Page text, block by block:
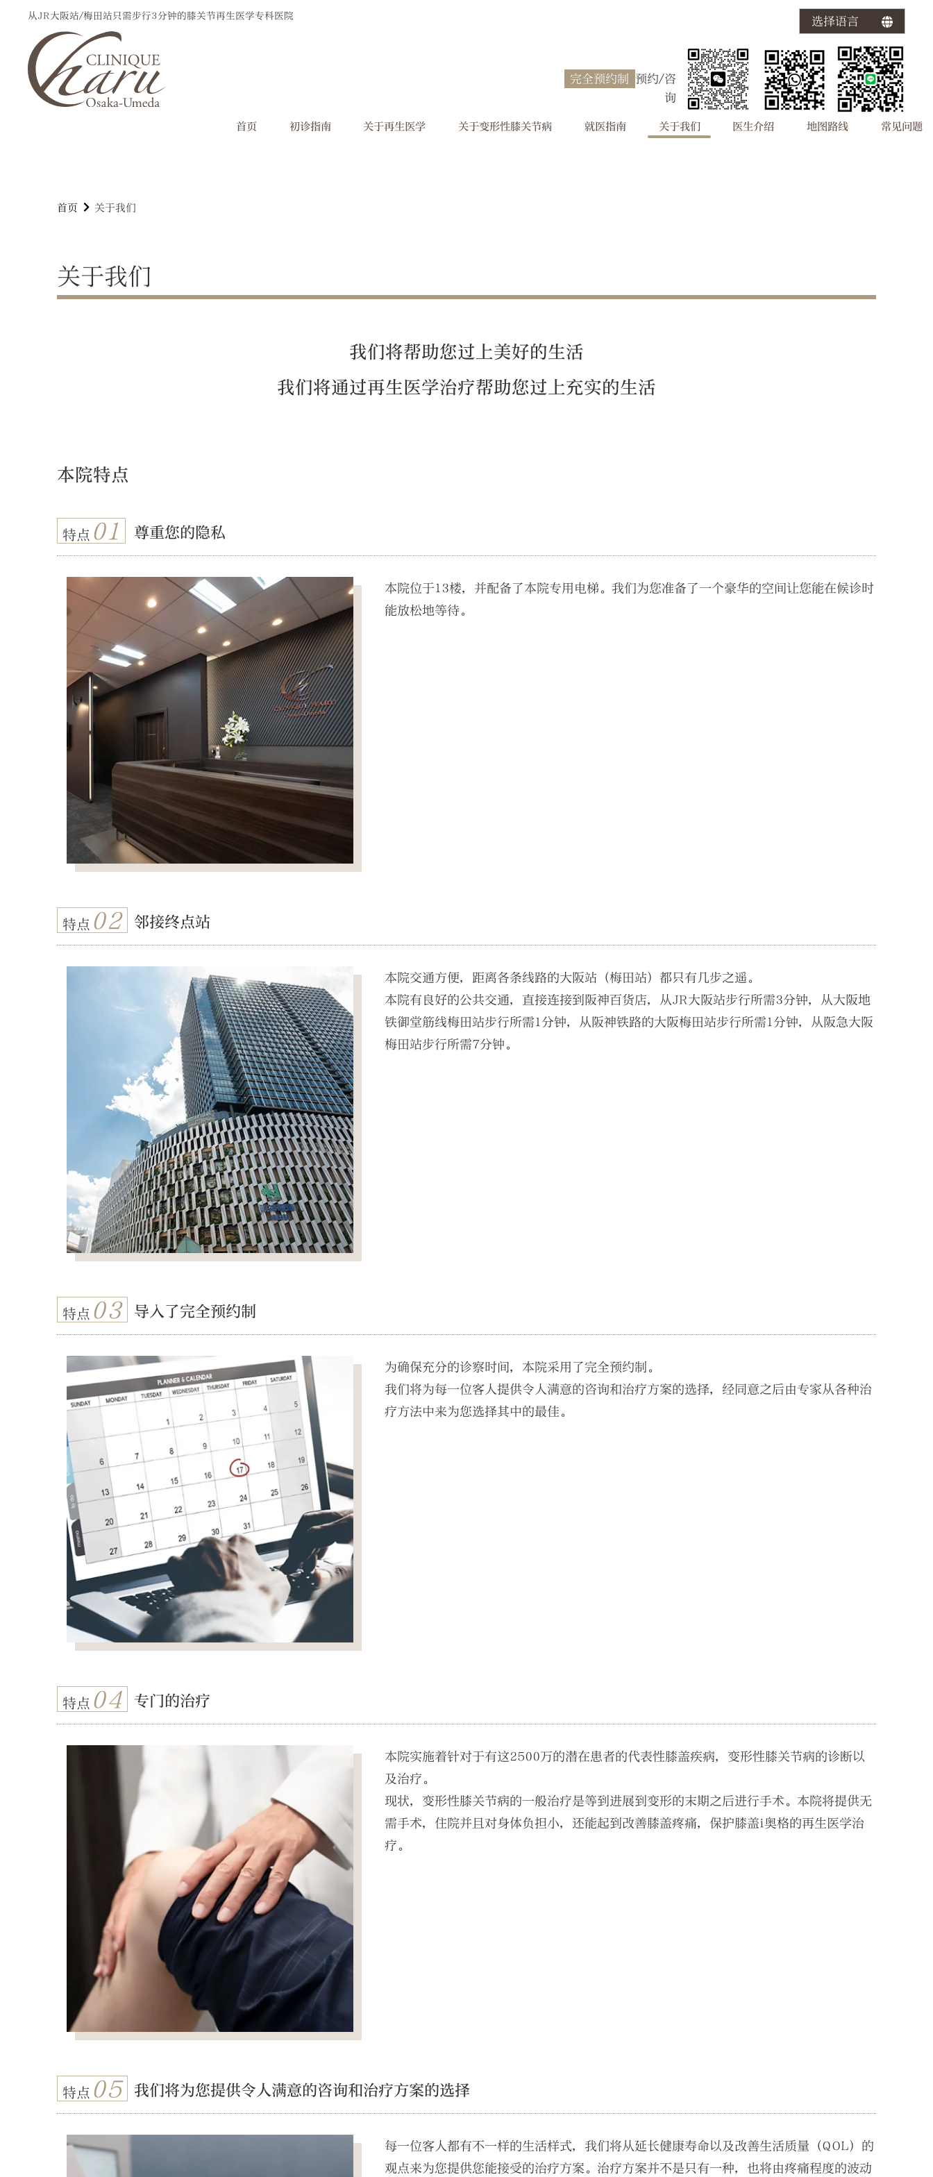
从JR大阪站/梅田站只需步行3分钟的膝关节再生医学专科医院 选择语言
完全预约制 预约/咨
询
首页 初诊指南 关于再生医学 关于变形性膝关节病 就医指南 关于我们 医生介绍 地图路线 常见问题
首页 关于我们
关于我们
我们将帮助您过上美好的生活
我们将通过再生医学治疗帮助您过上充实的生活
本院特点
特点 01 尊重您的隐私
本院位于13楼，并配备了本院专用电梯。我们为您准备了一个豪华的空间让您能在候诊时
能放松地等待。
特点 02 邻接终点站
本院交通方便，距离各条线路的大阪站（梅田站）都只有几步之遥。
本院有良好的公共交通，直接连接到阪神百货店，从JR大阪站步行所需3分钟，从大阪地
铁御堂筋线梅田站步行所需1分钟，从阪神铁路的大阪梅田站步行所需1分钟，从阪急大阪
梅田站步行所需7分钟。
特点 03 导入了完全预约制
为确保充分的诊察时间，本院采用了完全预约制。
我们将为每一位客人提供令人满意的咨询和治疗方案的选择，经同意之后由专家从各种治
疗方法中来为您选择其中的最佳。
特点 04 专门的治疗
本院实施着针对于有这2500万的潜在患者的代表性膝盖疾病，变形性膝关节病的诊断以
及治疗。
现状，变形性膝关节病的一般治疗是等到进展到变形的末期之后进行手术。本院将提供无
需手术，住院并且对身体负担小，还能起到改善膝盖疼痛，保护膝盖i奥格的再生医学治
疗。
特点 05 我们将为您提供令人满意的咨询和治疗方案的选择
每一位客人都有不一样的生活样式，我们将从延长健康寿命以及改善生活质量（QOL）的
观点来为您提供您能接受的治疗方案。治疗方案并不是只有一种，也将由疼痛程度的波动